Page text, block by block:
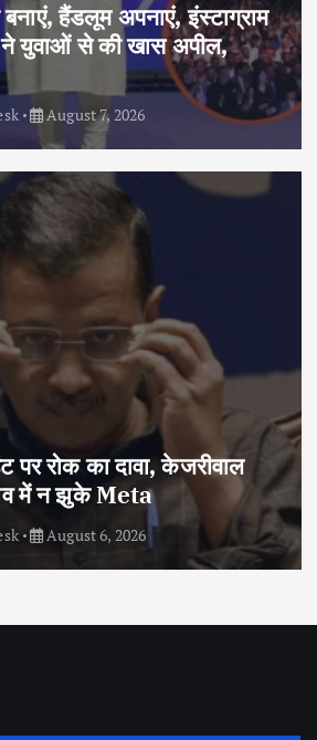
हैंडलूम अपनाएं, इंस्टाग्राम
ने युवाओं से की खास अपील,
August 7, 2026
पर रोक का दावा, केजरीवाल
में न झुके Meta
August 6, 2026